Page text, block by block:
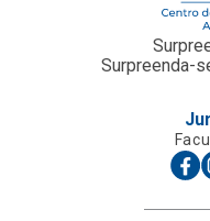
Surpreenda-